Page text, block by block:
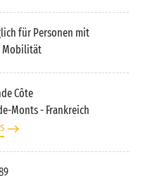
für Personen mit
Mobilität
Côte
Monts- Frankreich